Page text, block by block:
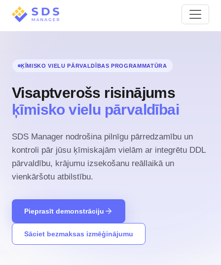
ĶĪMISKO VIELU PĀRVALDĪBAS PROGRAMMATŪRA
Visaptverošs risinājums
ķīmisko vielu pārvaldībai
SDS Manager nodrošina pilnīgu pārredzamību un
kontroli pār jūsu ķīmiskajām vielām ar integrētu DDL
pārvaldību, krājumu izsekošanu reāllaikā un
vienkāršotu atbilstību.
Pieprasīt demonstrāciju
Sāciet bezmaksas izmēģinājumu